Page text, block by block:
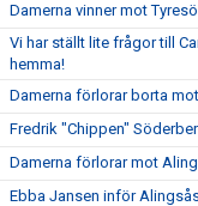
Damerna vinner mot
Vi har ställt lite frågor till
hemma!
Damerna förlorar borta
Fredrik "Chippen"
Damerna förlorar mot
Ebba Jansen inför